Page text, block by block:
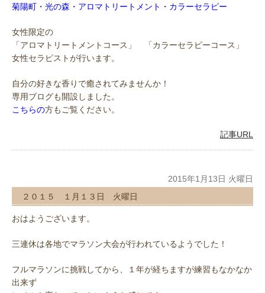
菊陽町・光の森・アロマトリートメント・カラーセラピー
女性限定の
「アロマトリートメントコース」 「カラーセラピーコース」
女性セラピストが行います。
自分の好きな香りで癒されてみませんか！
専用ブログも開設しました。
こちらの方もご覧ください。
記事URL
2015年1月13日 火曜日
２０１５ １月１３日 火曜日
おはようございます。
三連休は各地でマラソン大会が行われているようでした！
フルマラソンに挑戦してから、１年が経ちますが練習もなかなか
出来ず